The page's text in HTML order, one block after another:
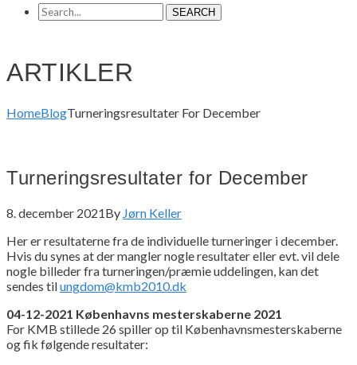
SEARCH
ARTIKLER
HomeBlogTurneringsresultater For December
Turneringsresultater for December
8. december 2021By Jørn Keller
Her er resultaterne fra de individuelle turneringer i december.
Hvis du synes at der mangler nogle resultater eller evt. vil dele
nogle billeder fra turneringen/præmie uddelingen, kan det
sendes tilungdom@kmb2010.dk
04-12-2021 Københavns mesterskaberne 2021
For KMB stillede 26 spiller op til Københavnsmesterskaberne
og fik følgende resultater: